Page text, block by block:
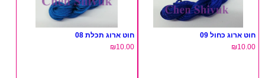
חוט ארוג כחול 09
₪10.00
חוט ארוג תכלת 08
₪10.00